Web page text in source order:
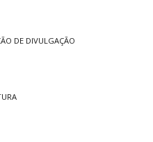
DE DIVULGAÇÃO